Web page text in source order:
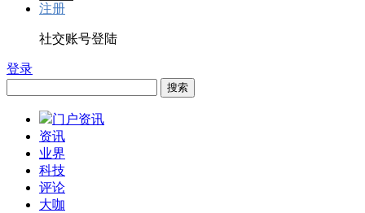
注册
社交账号登陆
登录
搜索
门户资讯
资讯
业界
科技
评论
大咖